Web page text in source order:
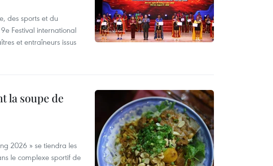
des sports et du
Festival international
et entraîneurs issus
la soupe de
2026 » se tiendra les
le complexe sportif de